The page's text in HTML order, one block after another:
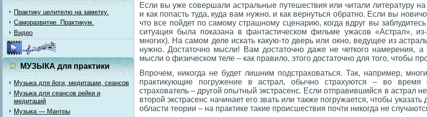
Практику целителю на заметку.
Саморазвитие. Практикум.
Видео
МУЗЫКА для практики
Музыка для йоги, медитации, сеансов
Музыка для сеансов рейки и
медитаций
Музыка — Мантры
Если вы уже совершали астральные путешествия или читали литературу на
и как попасть туда, куда вам нужно, и как вернуться обратно. Если вы
что все пойдет по самому страшному сценарию, когда вдруг вы
ситуация была показана в фантастическом фильме ужасов «Астрал»,
многих). На самом деле искать какую-то дверь или окно, ведущее из
нужно. Достаточно мысли! Вам достаточно даже не четкого намерения, а
мысли о физическом теле – как правило, этого достаточно для того, чтобы
Впрочем, никогда не будет лишним подстраховаться. Так, например,
практикующие погружение в астрал, обычно страхуются – во время
страхователь – другой опытный экстрасенс. Если отправившийся в астрал
второй экстрасенс начинает его звать или также погружается, чтобы указать
области теории – на практике такие происшествия почти никогда не